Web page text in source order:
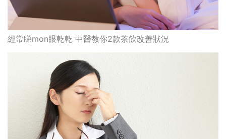
經常睇mon眼乾乾 中醫教你2款茶飲改善狀況